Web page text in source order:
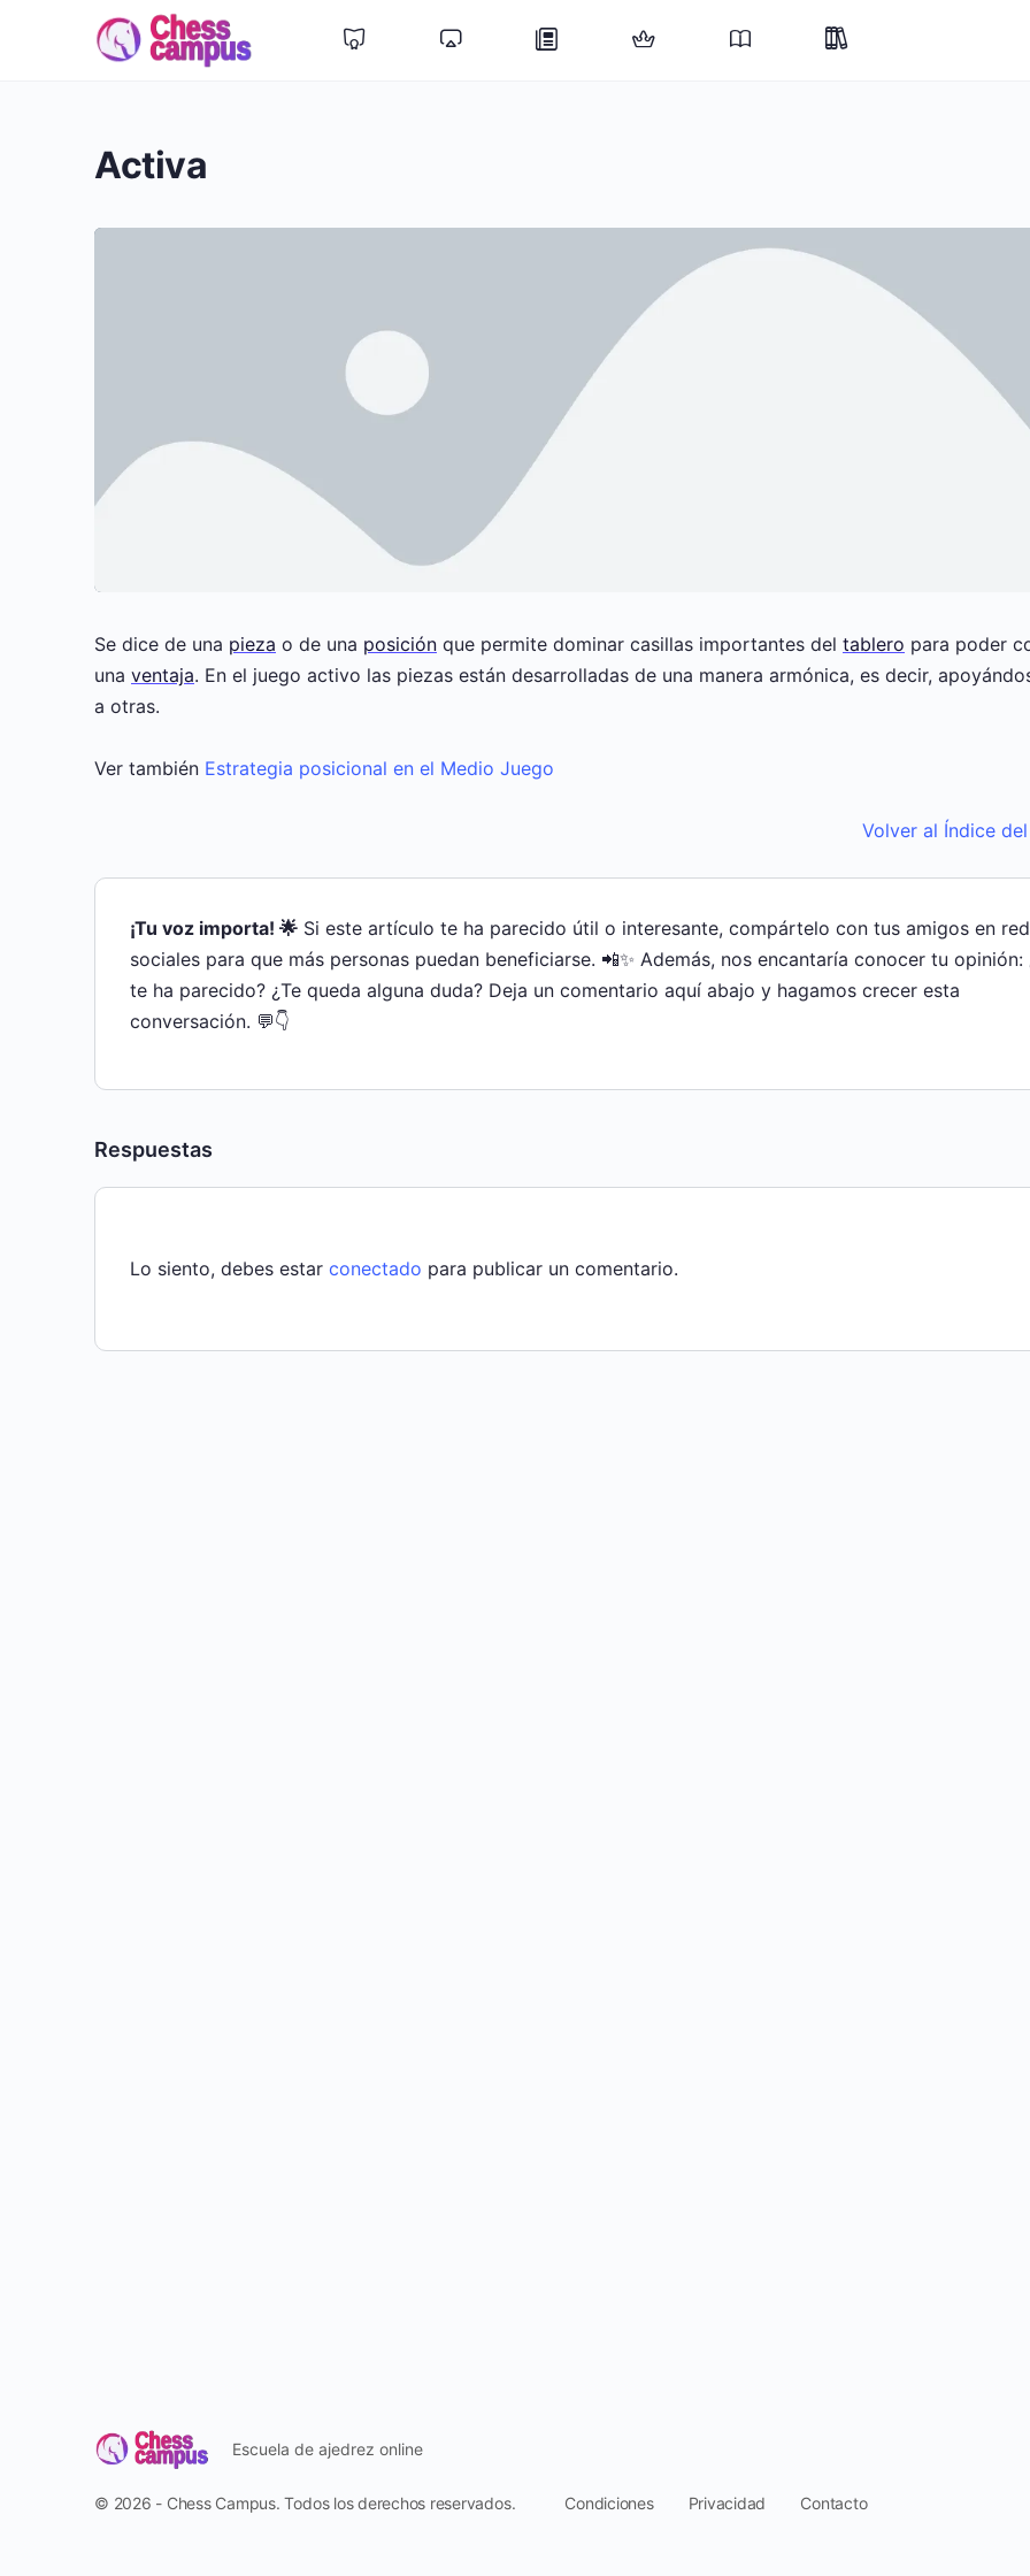
Activa
Se dice de una pieza o de una posición que permite dominar casillas importantes del tablero para poder
una ventaja. En el juego activo las piezas están desarrolladas de una manera armónica, es decir,
a otras.
Ver también Estrategia posicional en el Medio Juego
Volver al Índice
¡Tu voz importa! 🌟 Si este artículo te ha parecido útil o interesante, compártelo con tus amigos en
sociales para que más personas puedan beneficiarse. 📲✨ Además, nos encantaría conocer tu opinión:
te ha parecido? ¿Te queda alguna duda? Deja un comentario aquí abajo y hagamos crecer esta
conversación. 💬👇
Respuestas
Lo siento, debes estar conectado para publicar un comentario.
Escuela de ajedrez online
© 2026 - Chess Campus. Todos los derechos reservados. Condiciones Privacidad Contacto